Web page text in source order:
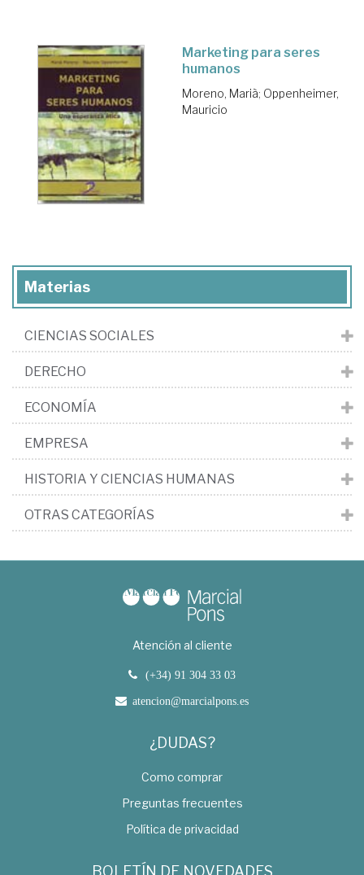
Marketing para seres
humanos
Moreno, Marià; Oppenheimer,
Mauricio
Materias
CIENCIAS SOCIALES
DERECHO
ECONOMÍA
EMPRESA
HISTORIA Y CIENCIAS HUMANAS
OTRAS CATEGORÍAS
Atención al cliente
(+34) 91 304 33 03
atencion@marcialpons.es
¿DUDAS?
Como comprar
Preguntas frecuentes
Política de privacidad
BOLETÍN DE NOVEDADES